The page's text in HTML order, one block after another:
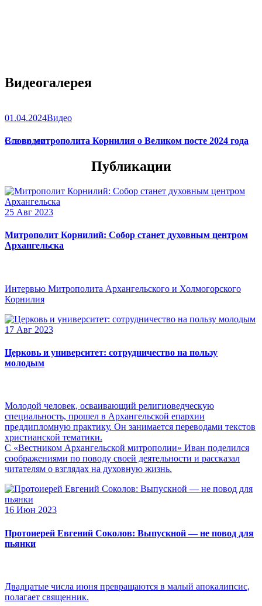
Видеогалерея
01.04.2024Видео
Слово митрополита Корнилия о Великом посте 2024 года
Все видео
Публикации
25 Авг 2023
Митрополит Корнилий: Собор станет духовным центром
Архангельска
Интервью Митрополита Архангельского и Холмогорского
Корнилия
17 Авг 2023
Церковь и университет: сотрудничество на пользу
молодым
Молодой человек, осваивающий религиоведческую
специальность, прошел в Архангельской епархии
преддипломную практику. Он занимается переводами текстов
христианской тематики.
С «Вестником Архангельской митрополии» Иван поделился
соображениями по поводу своей деятельности и рассказал
читателям о взглядах на духовную жизнь.
16 Июн 2023
Протоиерей Евгений Соколов: Выпускной — не повод для
пьянки
Двадцатые числа июня превращаются в малый апокалипсис,
полагает священник.